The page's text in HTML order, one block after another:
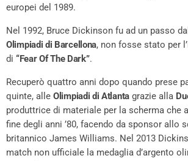
europei del 1989.
Nel 1992, Bruce Dickinson fu ad un passo
Olimpiadi di Barcellona, non fosse stato per
di “Fear Of The Dark”.
Recuperò quattro anni dopo quando prese
quinte, alle Olimpiadi di Atlanta grazie alla
produttrice di materiale per la scherma che
fine degli anni ’80, facendo da sponsor allo
britannico James Williams. Nel 2013
match non ufficiale la medaglia d’argento